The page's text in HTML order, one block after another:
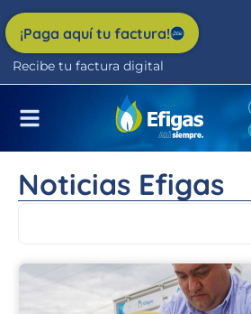
Nota:
este
sitio
web
accesibilidad.
¡Paga aquí tu factura!
Recibe tu factura digital
Noticias Efigas